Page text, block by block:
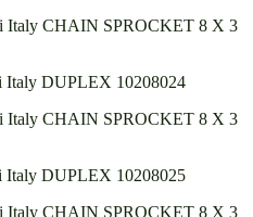
Italy CHAIN SPROCKET 8 X 3
Italy DUPLEX 10208024
Italy CHAIN SPROCKET 8 X 3
Italy DUPLEX 10208025
Italy CHAIN SPROCKET 8 X 3